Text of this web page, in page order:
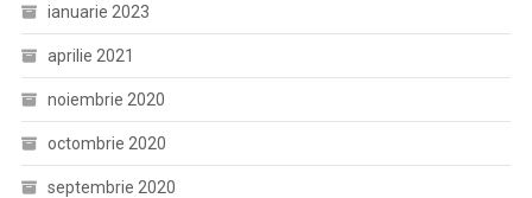
ianuarie 2023
aprilie 2021
noiembrie 2020
octombrie 2020
septembrie 2020